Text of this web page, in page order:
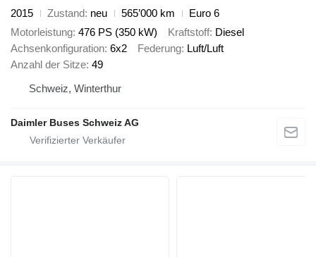
2015
Zustand neu 565’000 km
Euro 6
Motorleistung 476 PS (350 kW) Kraftstoff Diesel
Achsenkonfiguration 6x2 Federung Luft/Luft
Anzahl der Sitze 49
Schweiz, Winterthur
Daimler Buses Schweiz AG